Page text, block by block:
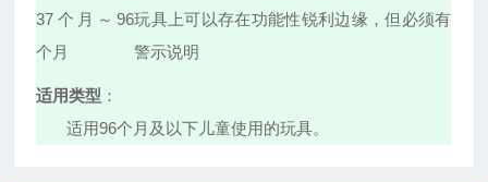
37个月～96
个月
玩具上可以存在功能性锐利边缘，但必须有
警示说明
适用类型 ：
适用96个月及以下儿童使用的玩具。